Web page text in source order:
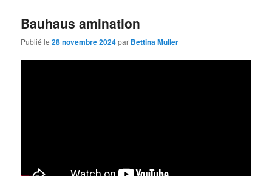
Bauhaus amination
Publié le28 novembre 2024par Bettina Muller